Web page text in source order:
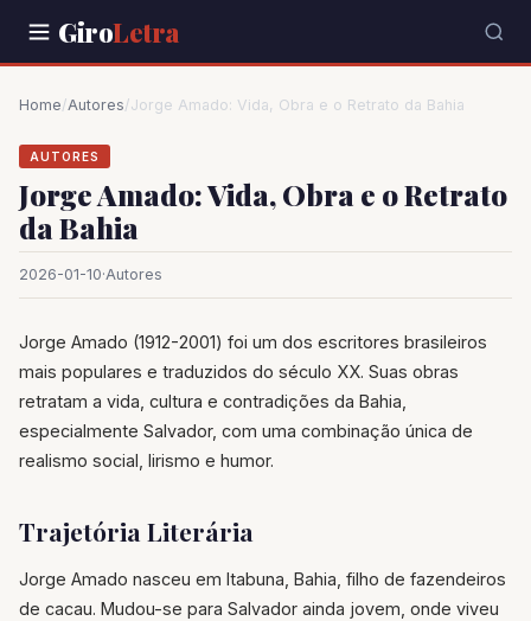
GiroLetra
Home/Autores/Jorge Amado: Vida, Obra e o Retrato da Bahia
AUTORES
Jorge Amado: Vida, Obra e o Retrato
da Bahia
2026-01-10·Autores
Jorge Amado (1912-2001) foi um dos escritores brasileiros
mais populares e traduzidos do século XX. Suas obras
retratam a vida, cultura e contradições da Bahia,
especialmente Salvador, com uma combinação única de
realismo social, lirismo e humor.
Trajetória Literária
Jorge Amado nasceu em Itabuna, Bahia, filho de fazendeiros
de cacau. Mudou-se para Salvador ainda jovem, onde viveu